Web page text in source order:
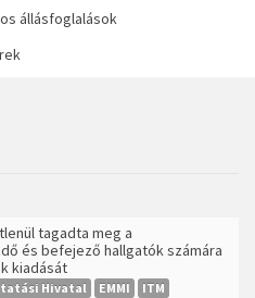
állásfoglalások
tagadta meg a
és befejező hallgatók számára
kiadását
Hivatal EMMI
ITM